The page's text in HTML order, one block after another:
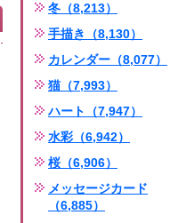
冬（8,213）
手描き（8,130）
カレンダー（8,077）
猫（7,993）
ハート（7,947）
水彩（6,942）
桜（6,906）
メッセージカード
（6,885）